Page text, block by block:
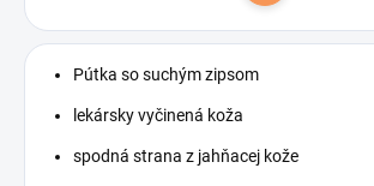
Pútka so suchým zipsom
lekársky vyčinená koža
spodná strana z jahňacej kože